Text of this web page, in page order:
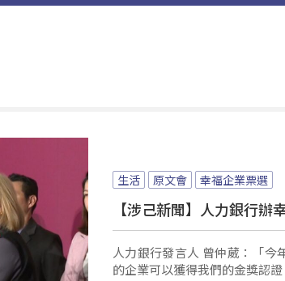
生活 原文會 幸福企業票選
【涉己新聞】人力銀行辦
人力銀行發言人 曾仲葳：「今
的企業可以獲得我們的金獎認證